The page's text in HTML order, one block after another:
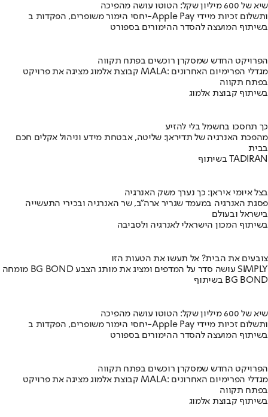
שיא של 600 מיליון שקל: הטוטו עושה מהפיכה
יחסי הימור משופרים, הפקדות ב-Apple Pay ותשלום זכיות מיידי
בשיתוף המועצה להסדר ההימורים בספורט
הפרויקט החדש שמסקרן רוכשים בפתח תקווה
קבוצת אלמוג מציגה את פרויקט MALA: מגדלי הפרימיום האחרונים
בפתח תקווה
בשיתוף קבוצת אלמוג
כך תחסכו בחשמל בלי להזיע
מהפכת האנרגיה של תדיראן: שליטה, אבטחת מידע וניהול אקלים חכם
בבית
בשיתוף TADIRAN
בצל איומי איראן: כך נערך משק האנרגיה
פסגת האנרגיה במעמד שגריר ארה"ב, שר האנרגיה ובכירי התעשייה
בישראל ובעולם
בשיתוף המכון הישראלי לאנרגיה ולסביבה
צובעים את הבית? אל תעשו את הטעות הזו
מומחה BG BOND עושה סדר על המדפים ומציג את מותג הצבע SIMPLY
בשיתוף BG BOND
שיא של 600 מיליון שקל: הטוטו עושה מהפיכה
יחסי הימור משופרים, הפקדות ב-Apple Pay ותשלום זכיות מיידי
בשיתוף המועצה להסדר ההימורים בספורט
הפרויקט החדש שמסקרן רוכשים בפתח תקווה
קבוצת אלמוג מציגה את פרויקט MALA: מגדלי הפרימיום האחרונים
בפתח תקווה
בשיתוף קבוצת אלמוג